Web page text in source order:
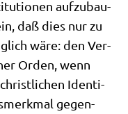
auf­zu­bau­
daß dies nur zu
wäre: den Ver­
Orden, wenn
christ­li­chen Iden­ti­
gegen­